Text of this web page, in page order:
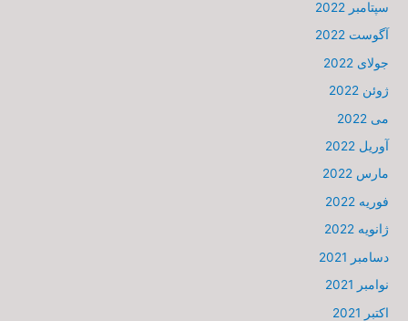
سپتامبر 2022
آگوست 2022
جولای 2022
ژوئن 2022
می 2022
آوریل 2022
مارس 2022
فوریه 2022
ژانویه 2022
دسامبر 2021
نوامبر 2021
اکتبر 2021